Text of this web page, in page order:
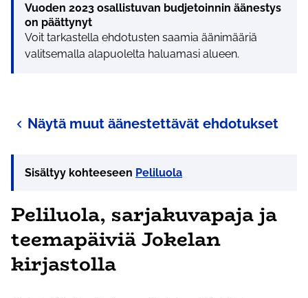
Vuoden 2023 osallistuvan budjetoinnin äänestys
on päättynyt
Voit tarkastella ehdotusten saamia äänimääriä
valitsemalla alapuolelta haluamasi alueen.
Näytä muut äänestettävät ehdotukset
Sisältyy kohteeseen Peliluola
Peliluola, sarjakuvapaja ja
teemapäiviä Jokelan
kirjastolla